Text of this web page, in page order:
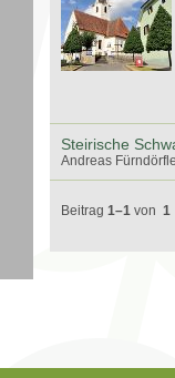
Steirische
Andreas
Beitrag 1–1 von 1